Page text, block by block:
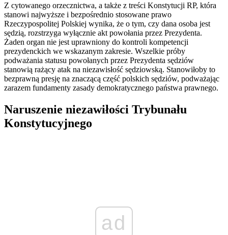
Z cytowanego orzecznictwa, a także z treści Konstytucji RP, która
stanowi najwyższe i bezpośrednio stosowane prawo
Rzeczypospolitej Polskiej wynika, że o tym, czy dana osoba jest
sędzią, rozstrzyga wyłącznie akt powołania przez Prezydenta.
Żaden organ nie jest uprawniony do kontroli kompetencji
prezydenckich we wskazanym zakresie. Wszelkie próby
podważania statusu powołanych przez Prezydenta sędziów
stanowią rażący atak na niezawisłość sędziowską. Stanowiłoby to
bezprawną presję na znaczącą część polskich sędziów, podważając
zarazem fundamenty zasady demokratycznego państwa prawnego.
Naruszenie niezawiłości Trybunału
Konstytucyjnego
ad